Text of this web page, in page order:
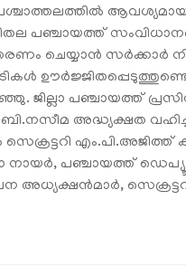
പശ്ചാത്തലത്തില്‍
പഞ്ചായത്ത്
ചെയ്യാന്‍ സര്‍ക്കാര്‍
ജില്ലാ പഞ്ചായത്ത്
അദ്ധ്യക്ഷത
എം.പി.അജിത്ത്
നായര്‍, പഞ്ചായത്ത്
അധ്യക്ഷന്‍മാര്‍,